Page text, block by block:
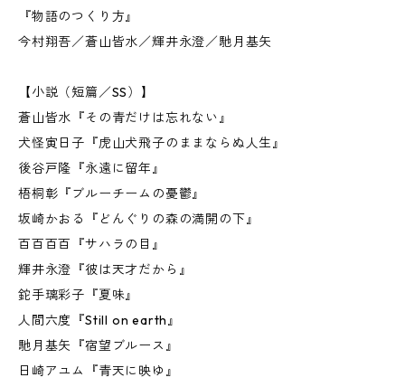
『物語のつくり方』
今村翔吾／蒼山皆水／輝井永澄／馳月基矢
【小説（短篇／SS）】
蒼山皆水『その青だけは忘れない』
犬怪寅日子『虎山犬飛子のままならぬ人生』
後谷戸隆『永遠に留年』
梧桐彰『ブルーチームの憂鬱』
坂崎かおる『どんぐりの森の満開の下』
百百百百『サハラの目』
輝井永澄『彼は天才だから』
鉈手璃彩子『夏味』
人間六度『Still on earth』
馳月基矢『宿望ブルース』
日崎アユム『青天に映ゆ』